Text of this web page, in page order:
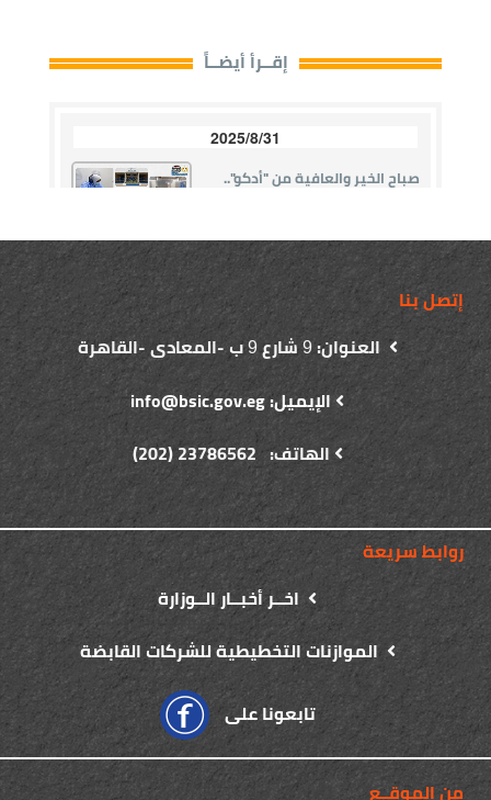
إتصل بنا
العنوان:9شارع9ب -المعادى -القاهرة
الإيميل: info@bsic.gov.eg
الهاتف: 23786562 (202)
روابط سريعة
اخــر أخبــار الــوزارة
الموازنات التخطيطية للشركات القابضة
تابعونا على
من الموقــع